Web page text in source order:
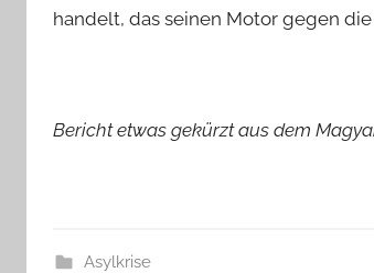
handelt, das seinen Motor gegen
Bericht etwas gekürzt aus dem
Asylkrise